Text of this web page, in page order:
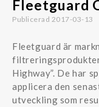
Fleetguard
Publicerad 2017-03-13
Fleetguard är
Highway”. De har
applicera den
utveckling som